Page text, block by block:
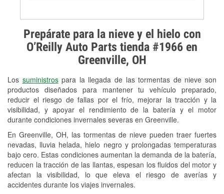
Prepárate para la nieve y el hielo con
O’Reilly Auto Parts tienda #1966 en
Greenville, OH
Los suministrospara la llegada de las tormentas de nieve son
productos diseñados para mantener tu vehículo preparado,
reducir el riesgo de fallas por el frío, mejorar la tracción y la
visibilidad, y apoyar el rendimiento de la batería y el motor
durante condiciones invernales severas en Greenville.
En Greenville, OH, las tormentas de nieve pueden traer fuertes
nevadas, lluvia helada, hielo negro y prolongadas temperaturas
bajo cero. Estas condiciones aumentan la demanda de la batería,
reducen la tracción de las llantas, espesan los fluidos del motor y
afectan la visibilidad, lo que eleva el riesgo de averías y
accidentes durante los viajes invernales.
Prueba de alternadores y
arrancadores
Revisión de la luz "Check Engine"
Reciclaje de baterías y aceite
Instalación de bombillas de faros
Instalación de limpiaparabrisas
Programa de Préstamo de
Herramientas
Rectificación de tambores y discos de
freno